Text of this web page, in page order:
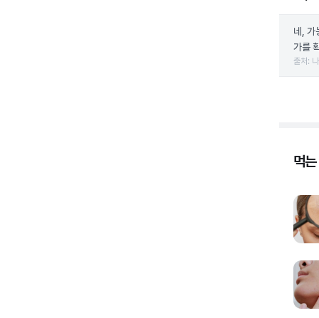
네, 가
가를
출처:
먹